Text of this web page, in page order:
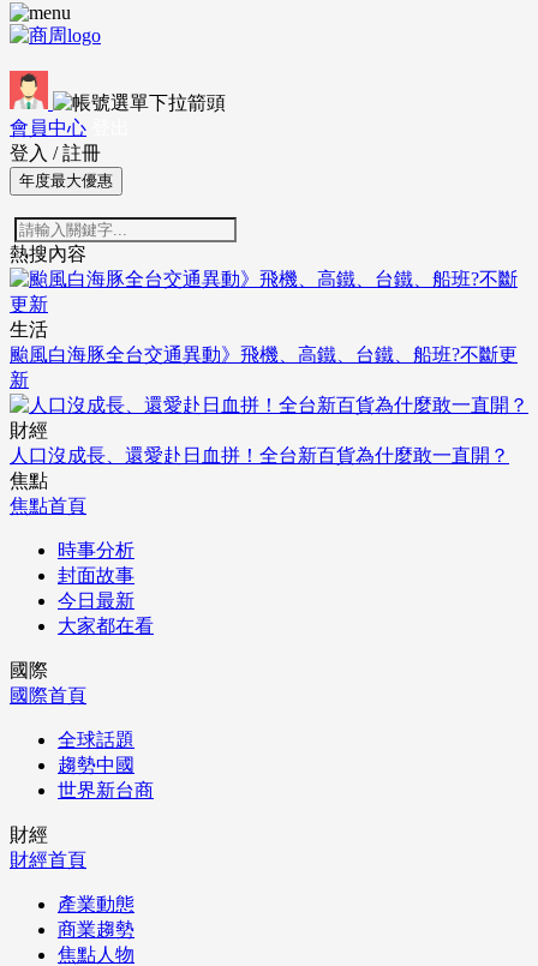
會員中心
登入 / 註冊
年度最大優惠
熱搜內容
生活
颱風白海豚全台交通異動》飛機、高鐵、台鐵、船班?不斷更
新
財經
人口沒成長、還愛赴日血拼！全台新百貨為什麼敢一直開？
焦點
焦點首頁
時事分析
封面故事
今日最新
大家都在看
國際
國際首頁
全球話題
趨勢中國
世界新台商
財經
財經首頁
產業動態
商業趨勢
焦點人物